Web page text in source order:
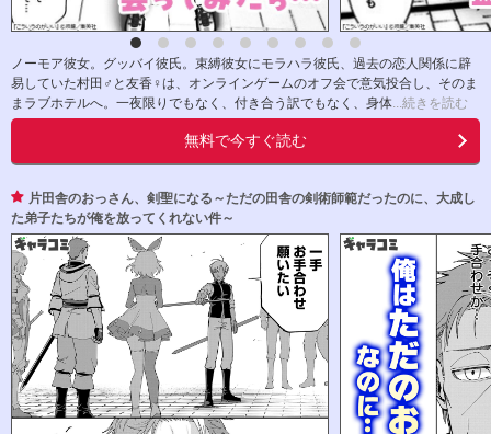
ノーモア彼女。グッバイ彼氏。束縛彼女にモラハラ彼氏、過去の恋人関係に辟
易していた村田♂と友香♀は、オンラインゲームのオフ会で意気投合し、そのま
まラブホテルへ。一夜限りでもなく、付き合う訳でもなく、身体 ...続きを読む
無料で今すぐ読む
片田舎のおっさん、剣聖になる～ただの田舎の剣術師範だったのに、大成し
た弟子たちが俺を放ってくれない件～